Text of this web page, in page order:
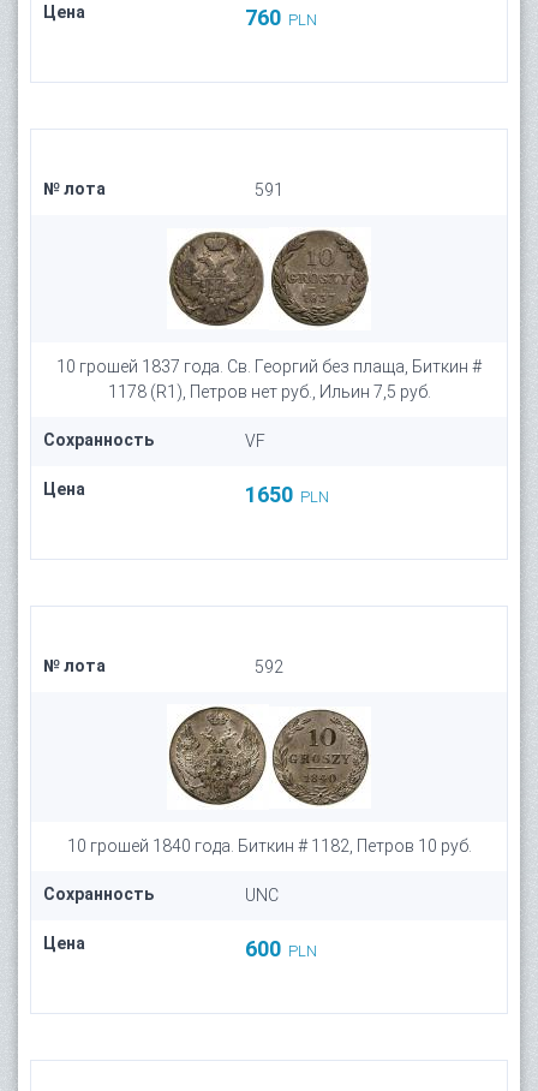
Цена 760 PLN
№ лота 591
10 грошей 1837 года. Св. Георгий без плаща, Биткин #
1178 (R1), Петров нет руб., Ильин 7,5 руб.
Сохранность VF
Цена 1650 PLN
№ лота 592
10 грошей 1840 года. Биткин # 1182, Петров 10 руб.
Сохранность UNC
Цена 600 PLN